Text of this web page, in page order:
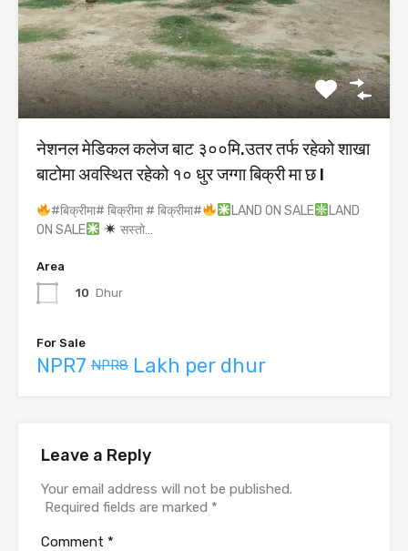
नेशनल मेडिकल कलेज बाट ३००मि.उतर तर्फ रहेको शाखा
बाटोमा अवस्थित रहेको १० धुर जग्गा बिक्री मा छ l
#बिक्रीमा# बिक्रीमा # बिक्रीमा# LAND ON SALE
LAND
ON SALE
सस्तो…
Area
10 Dhur
For Sale
NPR7 NPR8 Lakh per dhur
Leave a Reply
Your email address will not be published.
Required fields are marked *
Comment *